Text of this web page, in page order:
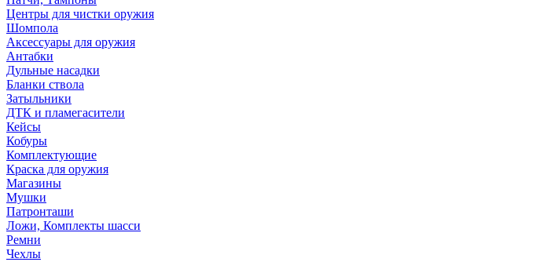
Центры для чистки оружия
Шомпола
Аксессуары для оружия
Антабки
Дульные насадки
Бланки ствола
Затыльники
ДТК и пламегасители
Кейсы
Кобуры
Комплектующие
Краска для оружия
Магазины
Мушки
Патронташи
Ложи, Комплекты шасси
Ремни
Чехлы